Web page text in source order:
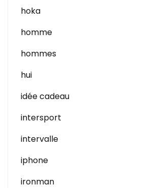
hoka
homme
hommes
hui
idée cadeau
intersport
intervalle
iphone
ironman